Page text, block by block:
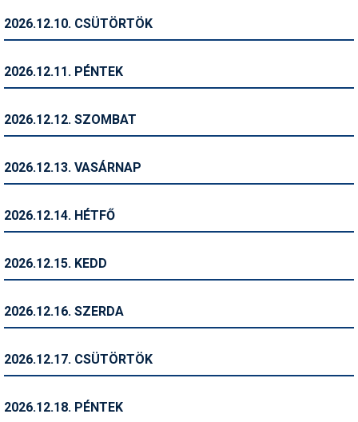
Síbérletárak
Sífelszerelés
Símánia
Síszerviz
2026.12.10. CSÜTÖRTÖK
2026.12.11. PÉNTEK
2026.12.12. SZOMBAT
2026.12.13. VASÁRNAP
2026.12.14. HÉTFŐ
2026.12.15. KEDD
2026.12.16. SZERDA
2026.12.17. CSÜTÖRTÖK
2026.12.18. PÉNTEK